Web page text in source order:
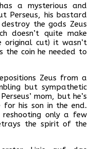
a mysterious and
Perseus, his bastard
the gods Zeus
doesn’t quite make
original cut) it wasn’t
the coin he needed to
Zeus from a
but sympathetic
mom, but he’s
his son in the end.
reshooting only a few
the spirit of the